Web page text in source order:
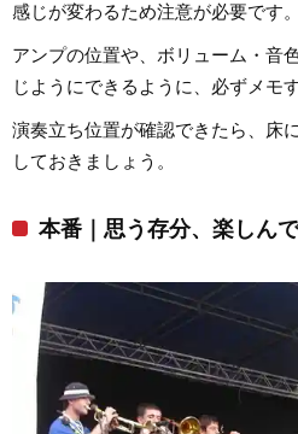
感じが変わるため注意が必要です。
アンプの位置や、ボリューム・音
じようにできるように、必ずメモ
演奏立ち位置が確認できたら、床
しておきましょう。
本番｜思う存分、楽しん